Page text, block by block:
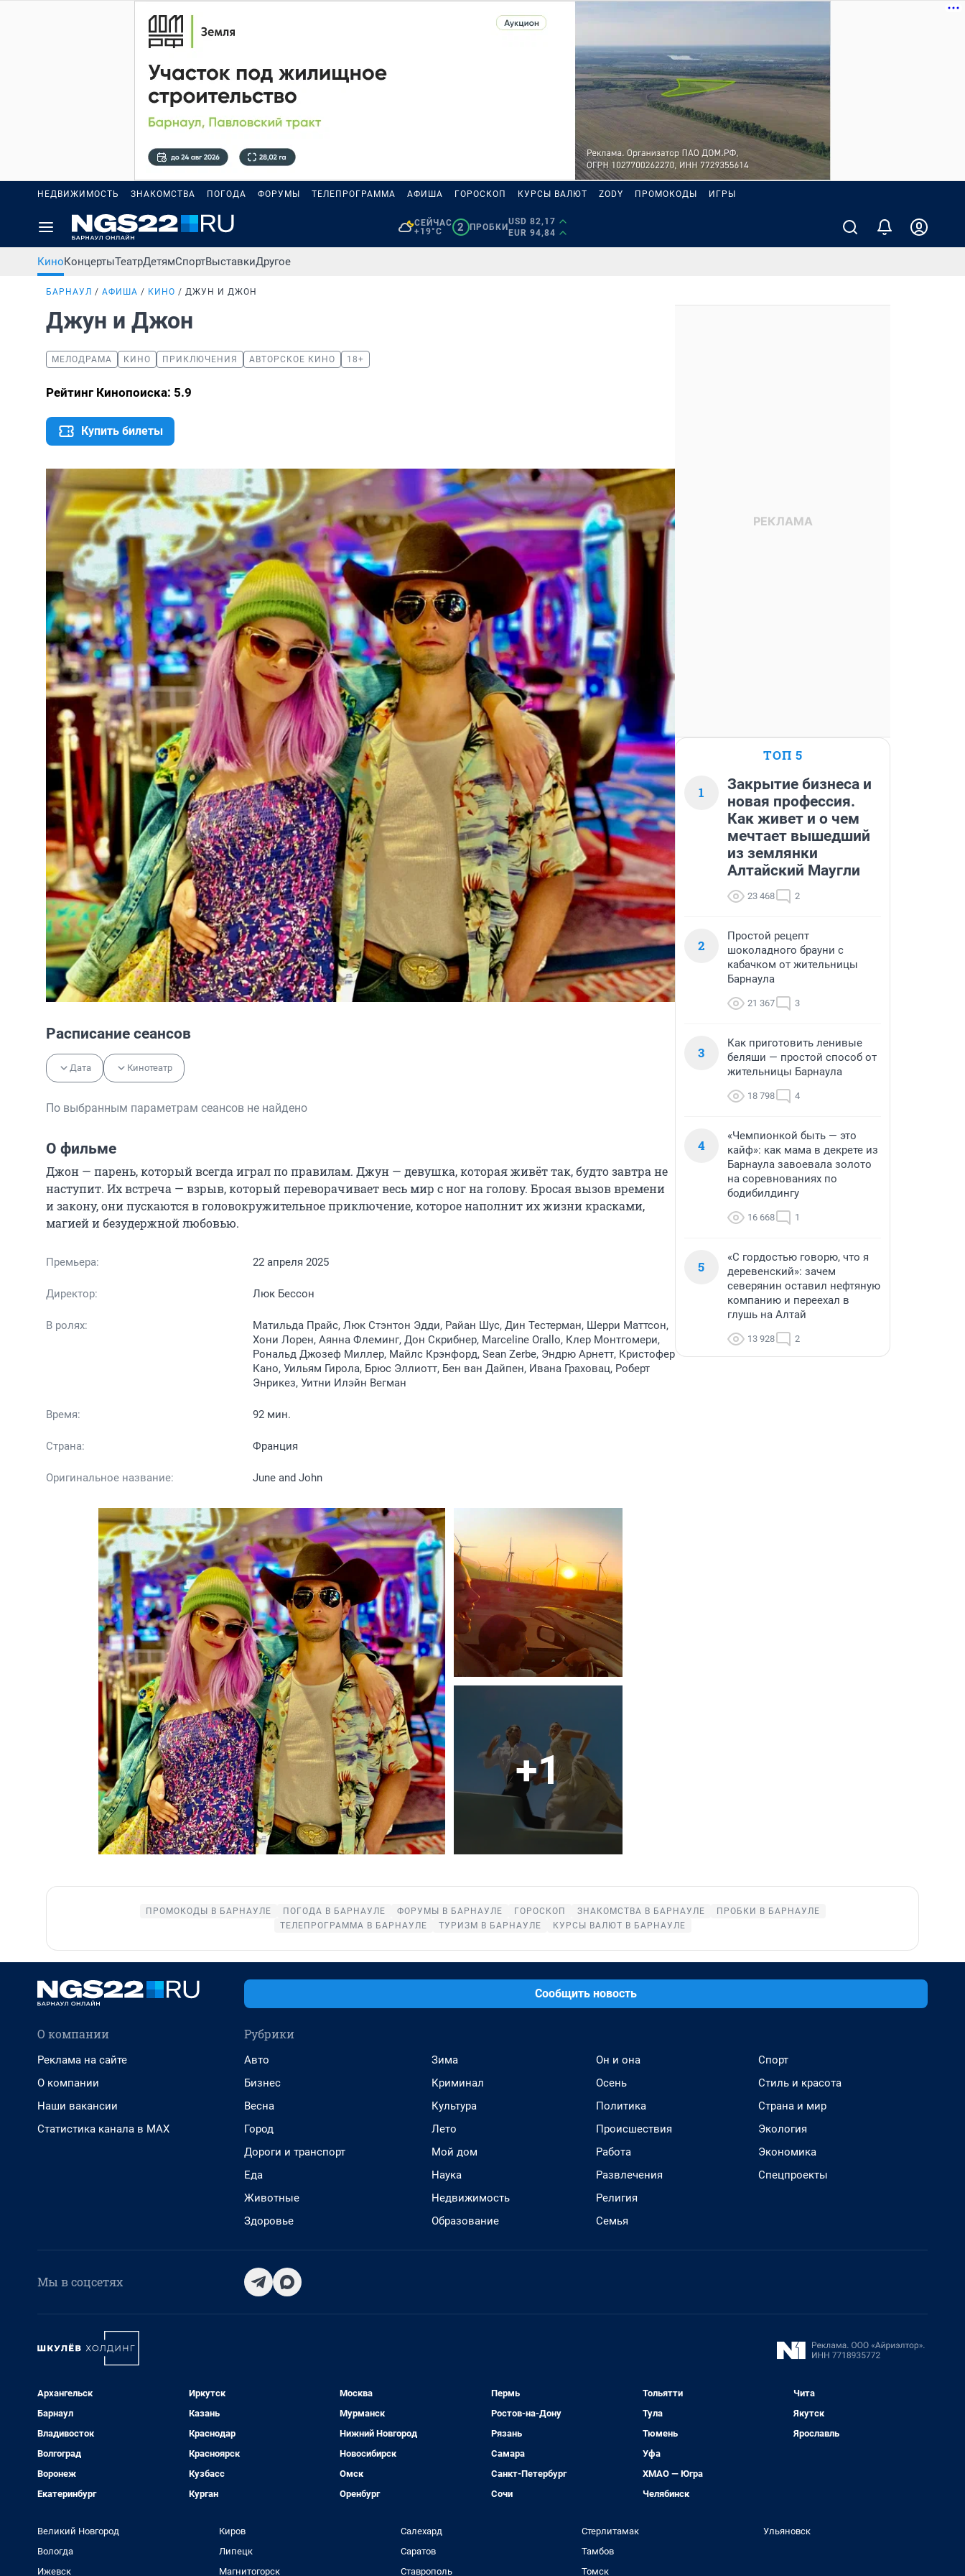
НЕДВИЖИМОСТЬ ЗНАКОМСТВА ПОГОДА ФОРУМЫ ТЕЛЕПРОГРАММА АФИША ГОРОСКОП КУРСЫ ВАЛЮТ ZODY ПРОМОКОДЫ ИГРЫ
СЕЙЧАС
+19°C
2 ПРОБКИ
USD 82,17
EUR 94,84
КиноКонцертыТеатрДетямСпортВыставкиДругое
БАРНАУЛ АФИША КИНО ДЖУН И ДЖОН
Джун и Джон
МЕЛОДРАМА КИНО ПРИКЛЮЧЕНИЯ АВТОРСКОЕ КИНО 18+
Рейтинг Кинопоиска: 5.9
Купить билеты
Расписание сеансов
Дата Кинотеатр
По выбранным параметрам сеансов не найдено
О фильме
Джон — парень, который всегда играл по правилам. Джун — девушка, которая живёт так, будто завтра не
наступит. Их встреча — взрыв, который переворачивает весь мир с ног на голову. Бросая вызов времени
и закону, они пускаются в головокружительное приключение, которое наполнит их жизни красками,
магией и безудержной любовью.
Премьера: 22 апреля 2025
Директор: Люк Бессон
В ролях:
Матильда Прайс, Люк Стэнтон Эдди, Райан Шус, Дин Тестерман, Шерри Маттсон,
Хони Лорен, Аянна Флеминг, Дон Скрибнер, Marceline Orallo, Клер Монтгомери,
Рональд Джозеф Миллер, Майлс Крэнфорд, Sean Zerbe, Эндрю Арнетт, Кристофер
Кано, Уильям Гирола, Брюс Эллиотт, Бен ван Дайпен, Ивана Граховац, Роберт
Энрикез, Уитни Илэйн Вегман
Время: 92 мин.
Страна: Франция
Оригинальное название: June and John
+1
ТОП 5
1
Закрытие бизнеса и
новая профессия.
Как живет и о чем
мечтает вышедший
из землянки
Алтайский Маугли
23 468 2
2
Простой рецепт
шоколадного брауни с
кабачком от жительницы
Барнаула
21 367 3
3
Как приготовить ленивые
беляши — простой способ от
жительницы Барнаула
18 798 4
4
«Чемпионкой быть — это
кайф»: как мама в декрете из
Барнаула завоевала золото
на соревнованиях по
бодибилдингу
16 668 1
5
«С гордостью говорю, что я
деревенский»: зачем
северянин оставил нефтяную
компанию и переехал в
глушь на Алтай
13 928 2
ПРОМОКОДЫ В БАРНАУЛЕ ПОГОДА В БАРНАУЛЕ ФОРУМЫ В БАРНАУЛЕ ГОРОСКОП ЗНАКОМСТВА В БАРНАУЛЕ
ПРОБКИ В БАРНАУЛЕ
ТЕЛЕПРОГРАММА В БАРНАУЛЕ
ТУРИЗМ В БАРНАУЛЕ КУРСЫ ВАЛЮТ В БАРНАУЛЕ
Сообщить новость
О компании
Реклама на сайте
О компании
Наши вакансии
Статистика канала в MAX
Рубрики
Авто
Бизнес
Весна
Город
Дороги и транспорт
Еда
Животные
Здоровье
Зима
Криминал
Культура
Лето
Мой дом
Наука
Недвижимость
Образование
Он и она
Осень
Политика
Происшествия
Работа
Развлечения
Религия
Семья
Спорт
Стиль и красота
Страна и мир
Экология
Экономика
Спецпроекты
Мы в соцсетях
Архангельск
Барнаул
Владивосток
Волгоград
Воронеж
Екатеринбург
Иркутск
Казань
Краснодар
Красноярск
Кузбасс
Курган
Москва
Мурманск
Нижний Новгород
Новосибирск
Омск
Оренбург
Пермь
Ростов-на-Дону
Рязань
Самара
Санкт-Петербург
Сочи
Тольятти
Тула
Тюмень
Уфа
ХМАО — Югра
Челябинск
Чита
Якутск
Ярославль
Великий Новгород
Вологда
Ижевск
Киров
Липецк
Магнитогорск
Салехард
Саратов
Ставрополь
Стерлитамак
Тамбов
Томск
Ульяновск